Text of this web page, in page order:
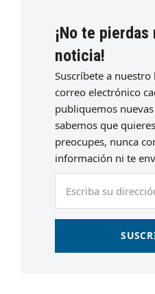
¡No te pierdas
noticia!
Suscríbete a
correo electrónico
publiquemos
sabemos que
preocupes, nunca
información ni te